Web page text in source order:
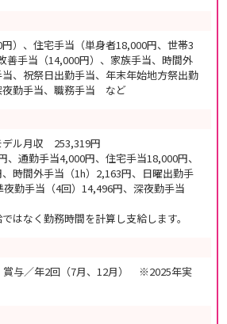
）、住宅手当（単身者18,000円、世帯3
善手当（14,000円）、家族手当、時間外
、祝祭日出勤手当、年末年始地方祭出勤
夜勤手当、職務手当 など
ル月収 253,319円
、通勤手当4,000円、住宅手当18,000円、
時間外手当（1h）2,163円、日曜出勤手
勤手当（4回）14,496円、深夜勤手当
はなく勤務時間を計算し支給します。
賞与／年2回（7月、12月） ※2025年実